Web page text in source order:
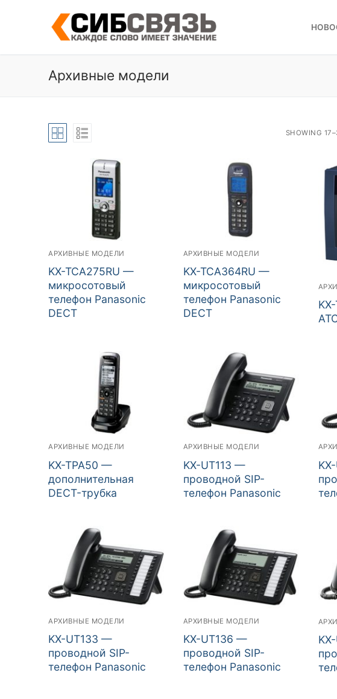
Архивные модели
SHOWING
АРХИВНЫЕ МОДЕЛИ
KX-TCA275RU —
микросотовый
телефон Panasonic
DECT
АРХИВНЫЕ МОДЕЛИ
KX-TCA364RU —
микросотовый
телефон Panasonic
DECT
АРХИВНЫЕ МОДЕЛИ
KX-TPA50 —
дополнительная
DECT-трубка
АРХИВНЫЕ МОДЕЛИ
KX-UT113 —
проводной SIP-
телефон Panasonic
АРХИВНЫЕ МОДЕЛИ
KX-UT133 —
проводной SIP-
телефон Panasonic
АРХИВНЫЕ МОДЕЛИ
KX-UT136 —
проводной SIP-
телефон Panasonic